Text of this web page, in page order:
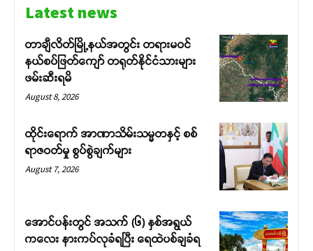
Latest news
တာချီလိတ်မြို့နယ်အတွင်း တရားမဝင်
နယ်စပ်ဖြတ်ကျော် တရုတ်နိုင်ငံသားများ
ဖမ်းဆီးရမိ
August 8, 2026
ထိုင်းရောက် အာဏာသိမ်းသမ္မတနှင့် စစ်
ရာဇဝတ်မှု စွပ်စွဲချက်များ
August 7, 2026
အောင်ပန်းတွင် အသက် (၆) နှစ်အရွယ်
ကလေး နားကပ်လုခံရပြီး ရေထဲပစ်ချခံရ